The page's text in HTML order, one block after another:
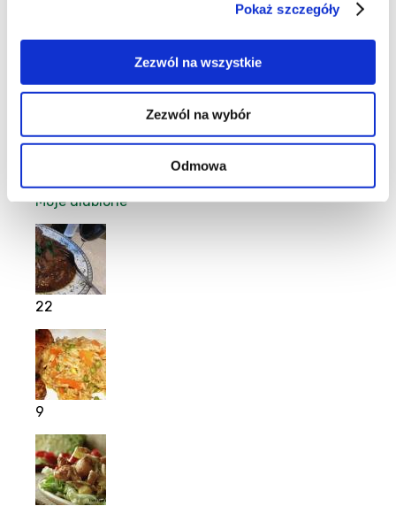
Pokaż szczegóły
Zezwól na wszystkie
Zezwól na wybór
Odmowa
7
Moje ulubione
22
9